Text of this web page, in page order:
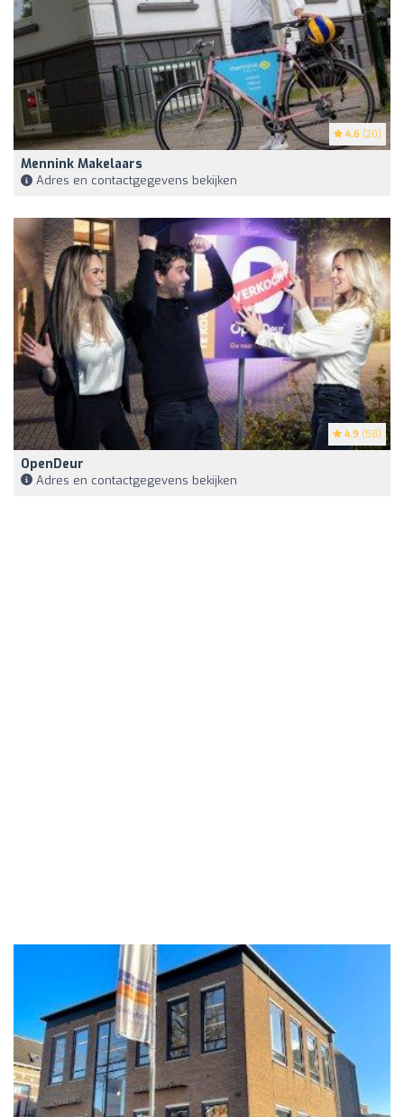
4.6 (20)
Mennink Makelaars
Adres en contactgegevens bekijken
4.9 (58)
OpenDeur
Adres en contactgegevens bekijken